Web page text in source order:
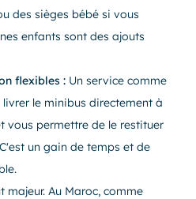
des sièges bébé si vous
enfants sont des ajouts
flexibles : Un service comme
livrer le minibus directement à
vous permettre de le restituer
un gain de temps et de
Au Maroc, comme